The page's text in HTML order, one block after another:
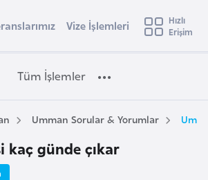
ülkeyi seçin
e
t
Vize İşlemleri
Hızlı
Erişim
Tüm İşlemler
Umman Sorular & Yorumlar
kaç günde çıkar